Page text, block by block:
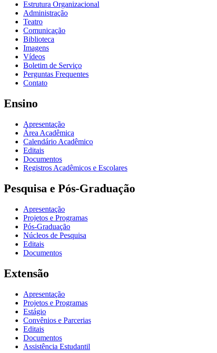
Estrutura Organizacional
Administração
Teatro
Comunicação
Biblioteca
Imagens
Vídeos
Boletim de Serviço
Perguntas Frequentes
Contato
Ensino
Apresentação
Área Acadêmica
Calendário Acadêmico
Editais
Documentos
Registros Acadêmicos e Escolares
Pesquisa e Pós-Graduação
Apresentação
Projetos e Programas
Pós-Graduação
Núcleos de Pesquisa
Editais
Documentos
Extensão
Apresentação
Projetos e Programas
Estágio
Convênios e Parcerias
Editais
Documentos
Assistência Estudantil